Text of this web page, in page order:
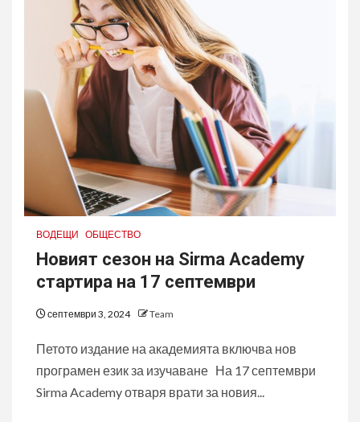
ВОДЕЩИ ОБЩЕСТВО
Новият сезон на Sirma Academy
стартира на 17 септември
септември 3, 2024 Team
Петото издание на академията включва нов
програмен език за изучаване На 17 септември
Sirma Academy отваря врати за новия...